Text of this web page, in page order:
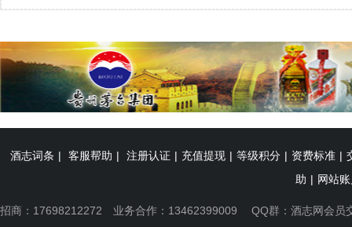
酒志词条 | 客服帮助 | 注册认证 | 充值提现 | 等级积分 | 资费标准 |
助 | 网站
招商：17698212272 业务合作：13462399009 QQ群： 酒志网会员